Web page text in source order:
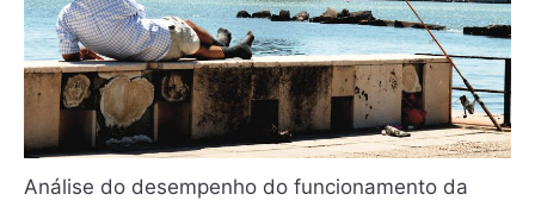
Análise do desempenho do funcionamento da